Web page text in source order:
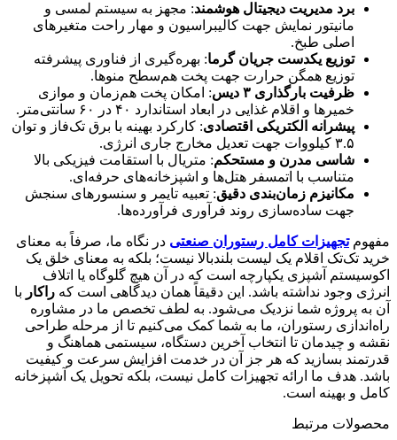
برد مدیریت دیجیتال هوشمند: مجهز به سیستم لمسی و
مانیتور نمایش جهت کالیبراسیون و مهار راحت متغیرهای
اصلی طبخ.
توزیع یکدست جریان گرما: بهره‌گیری از فناوری پیشرفته
توزیع همگن حرارت جهت پخت هم‌سطح منوها.
ظرفیت بارگذاری ۳ دیس: امکان پخت هم‌زمان و موازی
خمیرها و اقلام غذایی در ابعاد استاندارد ۴۰ در ۶۰ سانتی‌متر.
پیشرانه الکتریکی اقتصادی: کارکرد بهینه با برق تک‌فاز و توان
۳.۵ کیلووات جهت تعدیل مخارج جاری انرژی.
شاسی مدرن و مستحکم: متریال با استقامت فیزیکی بالا
متناسب با اتمسفر هتل‌ها و اشپزخانه‌های حرفه‌ای.
مکانیزم زمان‌بندی دقیق: تعبیه تایمر و سنسورهای سنجش
جهت ساده‌سازی روند فرآوری فرآورده‌ها.
مفهومتجهیزات کامل رستوران صنعتی در نگاه ما، صرفاً به معنای
خرید تک‌تک اقلام یک لیست بلندبالا نیست؛ بلکه به معنای خلق یک
اکوسیستم آشپزی یکپارچه است که در آن هیچ گلوگاه یا اتلاف
انرژی وجود نداشته باشد. این دقیقاً همان دیدگاهی است که راکار با
آن به پروژه شما نزدیک می‌شود. به لطف تخصص ما در مشاوره
راه‌اندازی رستوران، ما به شما کمک می‌کنیم تا از مرحله طراحی
نقشه و چیدمان تا انتخاب آخرین دستگاه، سیستمی هماهنگ و
قدرتمند بسازید که هر جز آن در خدمت افزایش سرعت و کیفیت
باشد. هدف ما ارائه تجهیزات کامل نیست، بلکه تحویل یک آشپزخانه
کامل و بهینه است.
محصولات مرتبط